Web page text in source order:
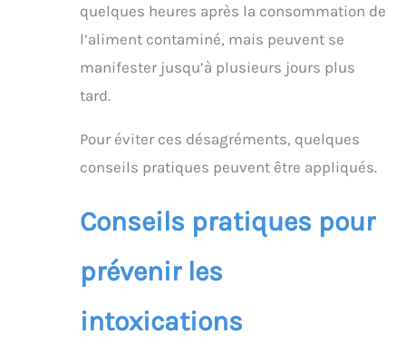
quelques heures après la consommation de
l’aliment contaminé, mais peuvent se
manifester jusqu’à plusieurs jours plus
tard.
Pour éviter ces désagréments, quelques
conseils pratiques peuvent être appliqués.
Conseils pratiques pour
prévenir les
intoxications